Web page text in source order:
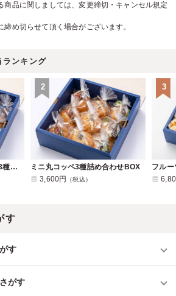
品に関しましては、変更締切・キャンセル規定
め切らせて頂く場合がございます。
ランキング
ミニ人気フレンチトースト3種詰め合わせBOX
2
ミニ丸コッペ3種詰め合わせBOX
3,600円
（税込）
3
フル
す
す
がす